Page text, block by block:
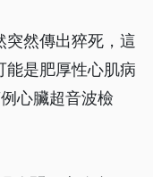
突然傳出猝死，這
能是肥厚性心肌病
心臟超音波檢